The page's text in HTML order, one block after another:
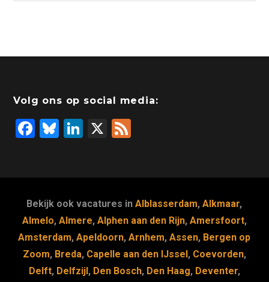
Volg ons op social media:
F
b
o
o
k
Bl
k
y
Li
dI
n
X
Bekijk ook vacatures inAlblasserdam,Alkmaar,
Almelo, Almere, Alphen aan den Rijn, Amersfoort,
Amsterdam,Apeldoorn,Arnhem,Assen, Bergen op
Zoom, Breda, Capelle aan den IJssel, Coevorden,
Delft, Delfzijl, Den Bosch, Den Haag, Deventer,